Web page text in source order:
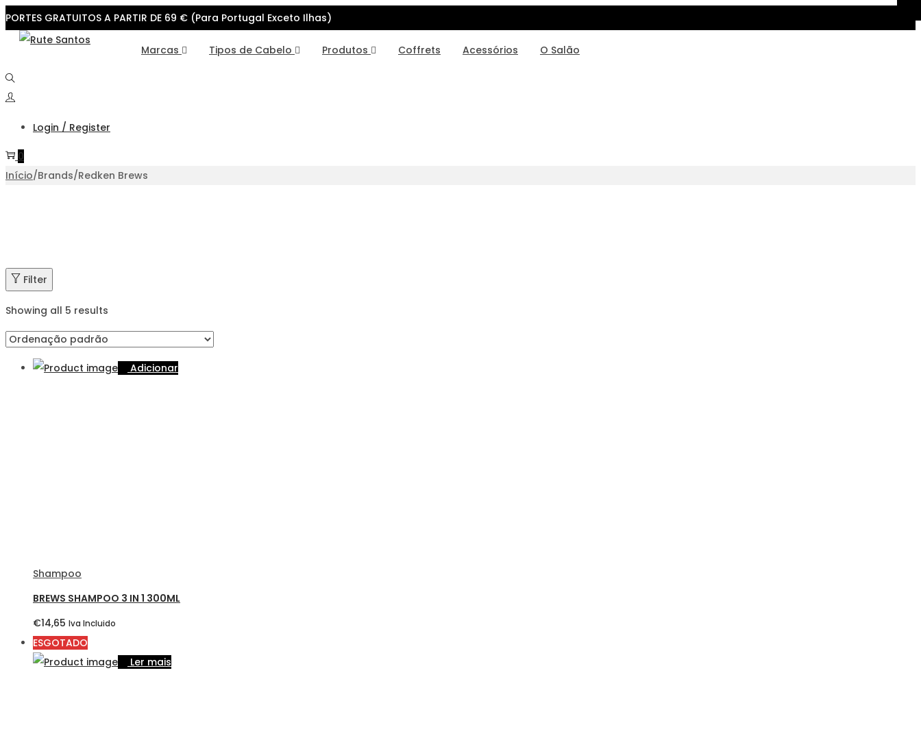
PORTES GRATUITOS A PARTIR DE 69 € (Para Portugal Exceto Ilhas)
Skip
navigation
Skip
content
Marcas Tipos de Cabelo Produtos Coffrets Acessórios O Salão
Login / Register
0
Início/Brands/Redken Brews
Filter
Showing all 5 results
Adicionar
Shampoo
BREWS SHAMPOO 3 IN 1 300ML
€14,65 Iva Incluido
ESGOTADO
Ler mais